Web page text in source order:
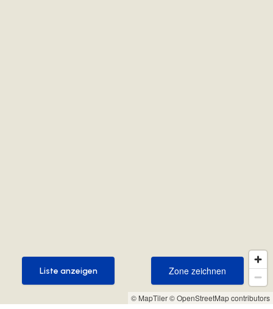
© MapTiler© OpenStreetMap contributors
Zone zeichnen
Zone zeichnen
Liste anzeigen
Liste anzeigen